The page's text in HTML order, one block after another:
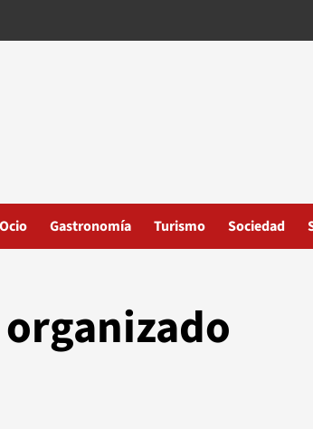
Gastronomía Turismo Sociedad